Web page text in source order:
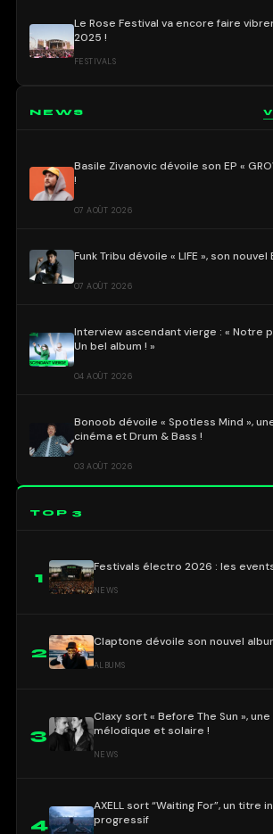
Le Rose Festival va encore faire
2025 !
FESTIVALS
NEWS
Basile Zivanovic dévoile son EP «
!
07 AOÛT 2026
Funk Tribu dévoile « LIFE », son
07 AOÛT 2026
Interview ascendant vierge : « Notre
Un bel album ! »
04 AOÛT 2026
Bonoob dévoile « Spotless Mind »,
cinéma et Drum & Bass !
03 AOÛT 2026
TOP 3
1
Festivals électro 2026 : les
NEWS
2
Claptone dévoile son nouvel
ALBUMS
3
Claxy sort « Before The Sun »,
mélodique et solaire !
NEWS
4
AXELL sort “Waiting For”, un titre
progressif